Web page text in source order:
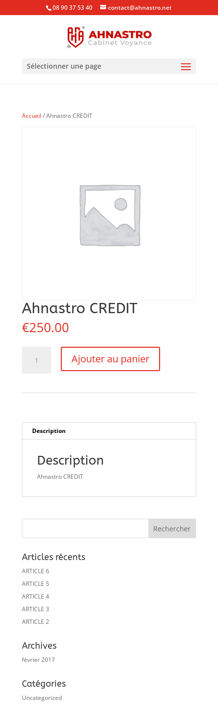
08 90 37 53 40 contact@ahnastro.net
Sélectionner une page
Accueil / Ahnastro CREDIT
Ahnastro CREDIT
€250.00
Ajouter au panier
Description
Description
Ahnastro CREDIT
Articles récents
ARTICLE 6
ARTICLE 5
ARTICLE 4
ARTICLE 3
ARTICLE 2
Archives
février 2017
Catégories
Uncategorized